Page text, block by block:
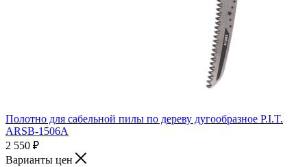
Полотно для сабельной пилы по дереву дугообразное P.I.T.
ARSB-1506A
2 550 ₽
Варианты цен